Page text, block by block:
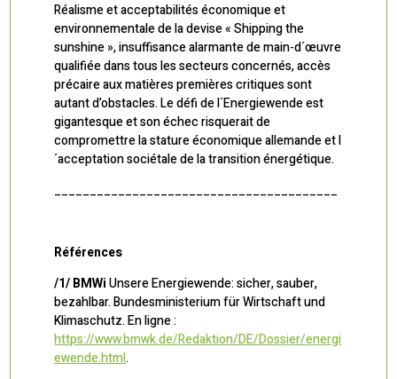
Réalisme et acceptabilités économique et
environnementale de la devise « Shipping the
sunshine », insuffisance alarmante de main-d´œuvre
qualifiée dans tous les secteurs concernés, accès
précaire aux matières premières critiques sont
autant d’obstacles. Le défi de l´Energiewende est
gigantesque et son échec risquerait de
compromettre la stature économique allemande et l
´acceptation sociétale de la transition énergétique.
________________________________________
Références
/1/ BMWiUnsere Energiewende: sicher, sauber,
bezahlbar. Bundesministerium für Wirtschaft und
Klimaschutz. En ligne :
https://www.bmwk.de/Redaktion/DE/Dossier/energi
ewende.html.